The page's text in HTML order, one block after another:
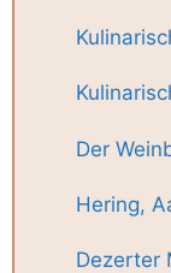
Der
Hering,
Dezerter